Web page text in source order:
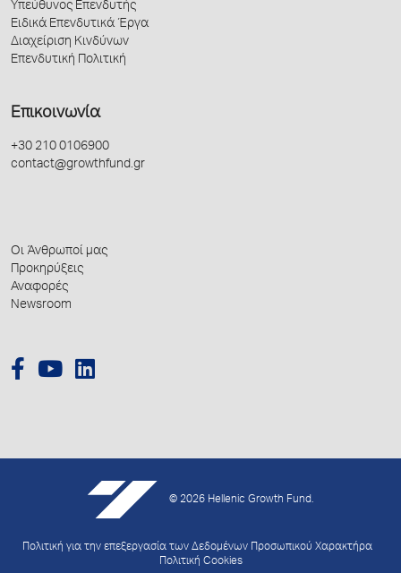
Υπεύθυνος Επενδυτής
Ειδικά Επενδυτικά Έργα
Διαχείριση Κινδύνων
Επενδυτική Πολιτική
Επικοινωνία
+30 210 0106900
contact@growthfund.gr
Οι Άνθρωποί μας
Προκηρύξεις
Αναφορές
Newsroom
© 2026 Hellenic Growth Fund.
Πολιτική για την επεξεργασία των Δεδομένων Προσωπικού Χαρακτήρα
Πολιτική Cookies